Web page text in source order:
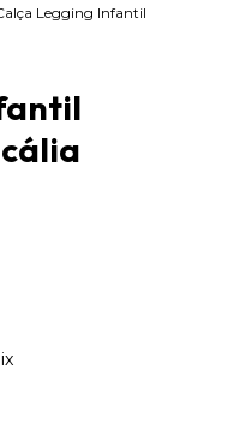
Legging Infantil